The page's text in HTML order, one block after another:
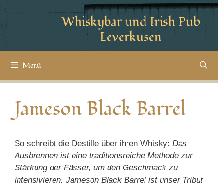
Whiskybar und Irish Pub
Leverkusen
Menü
Jameson Black Barrel
So schreibt die Destille über ihren Whisky: Das
Ausbrennen ist eine traditionsreiche Methode zur
Stärkung der Fässer, um den Geschmack zu
intensivieren. Jameson Black Barrel ist unser Tribut